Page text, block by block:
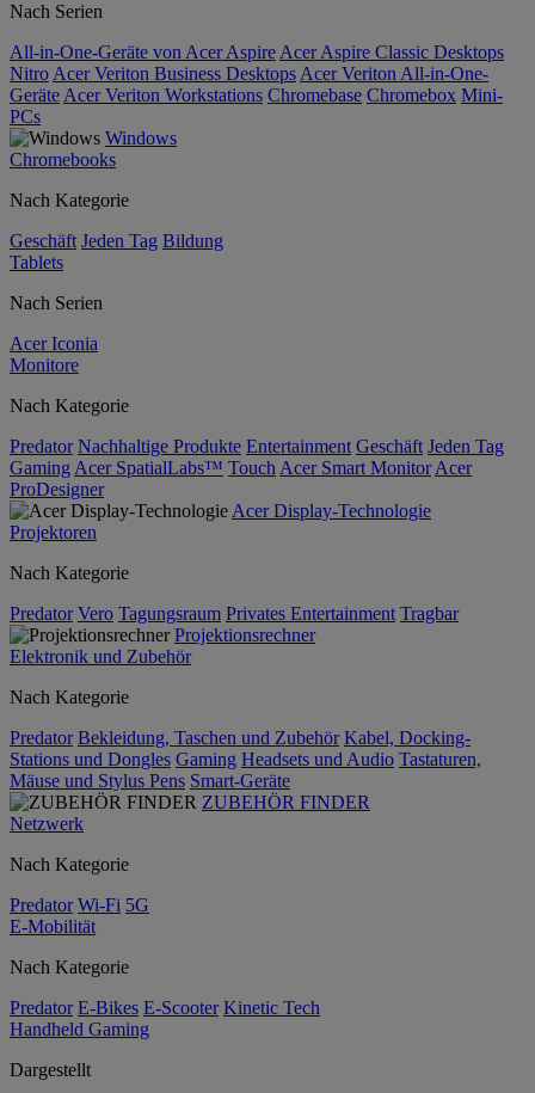
Nach Serien
All-in-One-Geräte von Acer Aspire Acer Aspire Classic Desktops
Nitro Acer Veriton Business Desktops Acer Veriton All-in-One-
Geräte Acer Veriton Workstations Chromebase Chromebox Mini-
PCs
Windows
Chromebooks
Nach Kategorie
Geschäft Jeden Tag Bildung
Tablets
Nach Serien
Acer Iconia
Monitore
Nach Kategorie
Predator Nachhaltige Produkte Entertainment Geschäft Jeden Tag
Gaming Acer SpatialLabs™ Touch Acer Smart Monitor Acer
ProDesigner
Acer Display-Technologie
Projektoren
Nach Kategorie
Predator Vero Tagungsraum Privates Entertainment Tragbar
Projektionsrechner
Elektronik und Zubehör
Nach Kategorie
Predator Bekleidung, Taschen und Zubehör Kabel, Docking-
Stations und Dongles Gaming Headsets und Audio Tastaturen,
Mäuse und Stylus Pens Smart-Geräte
ZUBEHÖR FINDER
Netzwerk
Nach Kategorie
Predator Wi-Fi 5G
E-Mobilität
Nach Kategorie
Predator E-Bikes E-Scooter Kinetic Tech
Handheld Gaming
Dargestellt